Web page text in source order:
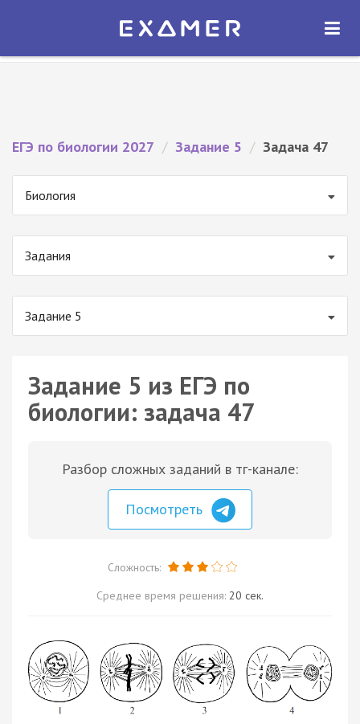
Экзамер — ЕГЭ 2027
ОТКРЫТЬ
ЕГЭ по биологии 2027 / Задание 5 / Задача 47
Биология
Задания
Задание 5
Задание 5 из ЕГЭ по
биологии: задача 47
Разбор сложных заданий в тг-канале:
Посмотреть
Сложность:
Среднее время решения: 20 сек.